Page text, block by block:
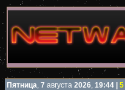
Пятница, 7 августа 2026, 19:44 5